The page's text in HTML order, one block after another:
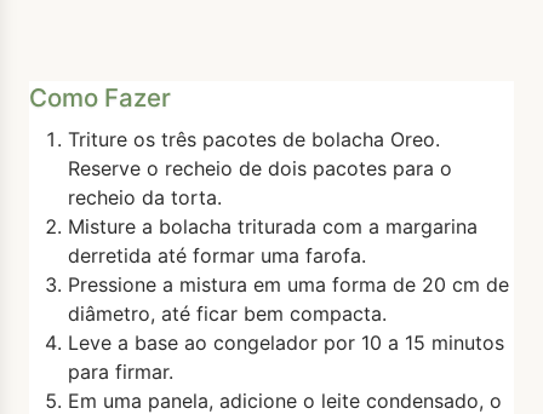
Como Fazer
Triture os três pacotes de bolacha Oreo.
Reserve o recheio de dois pacotes para o
recheio da torta.
Misture a bolacha triturada com a margarina
derretida até formar uma farofa.
Pressione a mistura em uma forma de 20 cm de
diâmetro, até ficar bem compacta.
Leve a base ao congelador por 10 a 15 minutos
para firmar.
Em uma panela, adicione o leite condensado, o